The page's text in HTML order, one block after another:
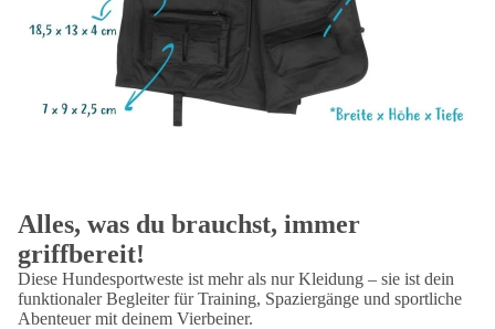
Alles, was du brauchst, immer
griffbereit!
Diese Hundesportweste ist mehr als nur Kleidung – sie ist dein
funktionaler Begleiter für Training, Spaziergänge und sportliche
Abenteuer mit deinem Vierbeiner.